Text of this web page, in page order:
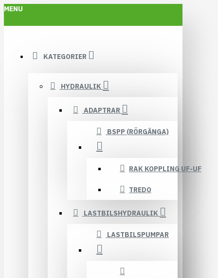
MENU
KATEGORIER
HYDRAULIK
ADAPTRAR
BSPP (RÖRGÄNGA)
RAK KOPPLING UF-UF
TREDO
LASTBILSHYDRAULIK
LASTBILSPUMPAR